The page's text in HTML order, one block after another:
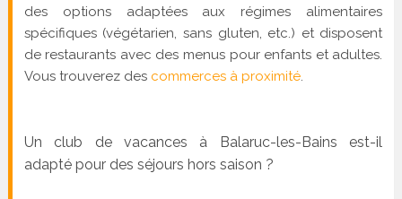
des options adaptées aux régimes alimentaires
spécifiques (végétarien, sans gluten, etc.) et disposent
de restaurants avec des menus pour enfants et adultes.
Vous trouverez des commerces à proximité.
Un club de vacances à Balaruc-les-Bains est-il
adapté pour des séjours hors saison ?